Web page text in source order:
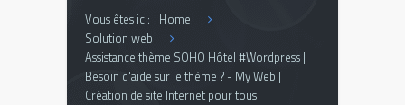
Vous êtes ici: Home
Solution web
Assistance thème SOHO Hôtel #Wordpress |
Besoin d'aide sur le thème ? - My Web |
Création de site Internet pour tous